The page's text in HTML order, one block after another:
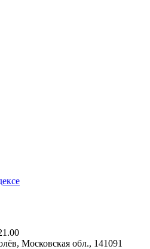
Московская обл., 141091